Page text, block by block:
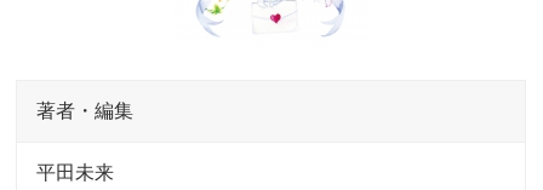
著者・編集
平田未来